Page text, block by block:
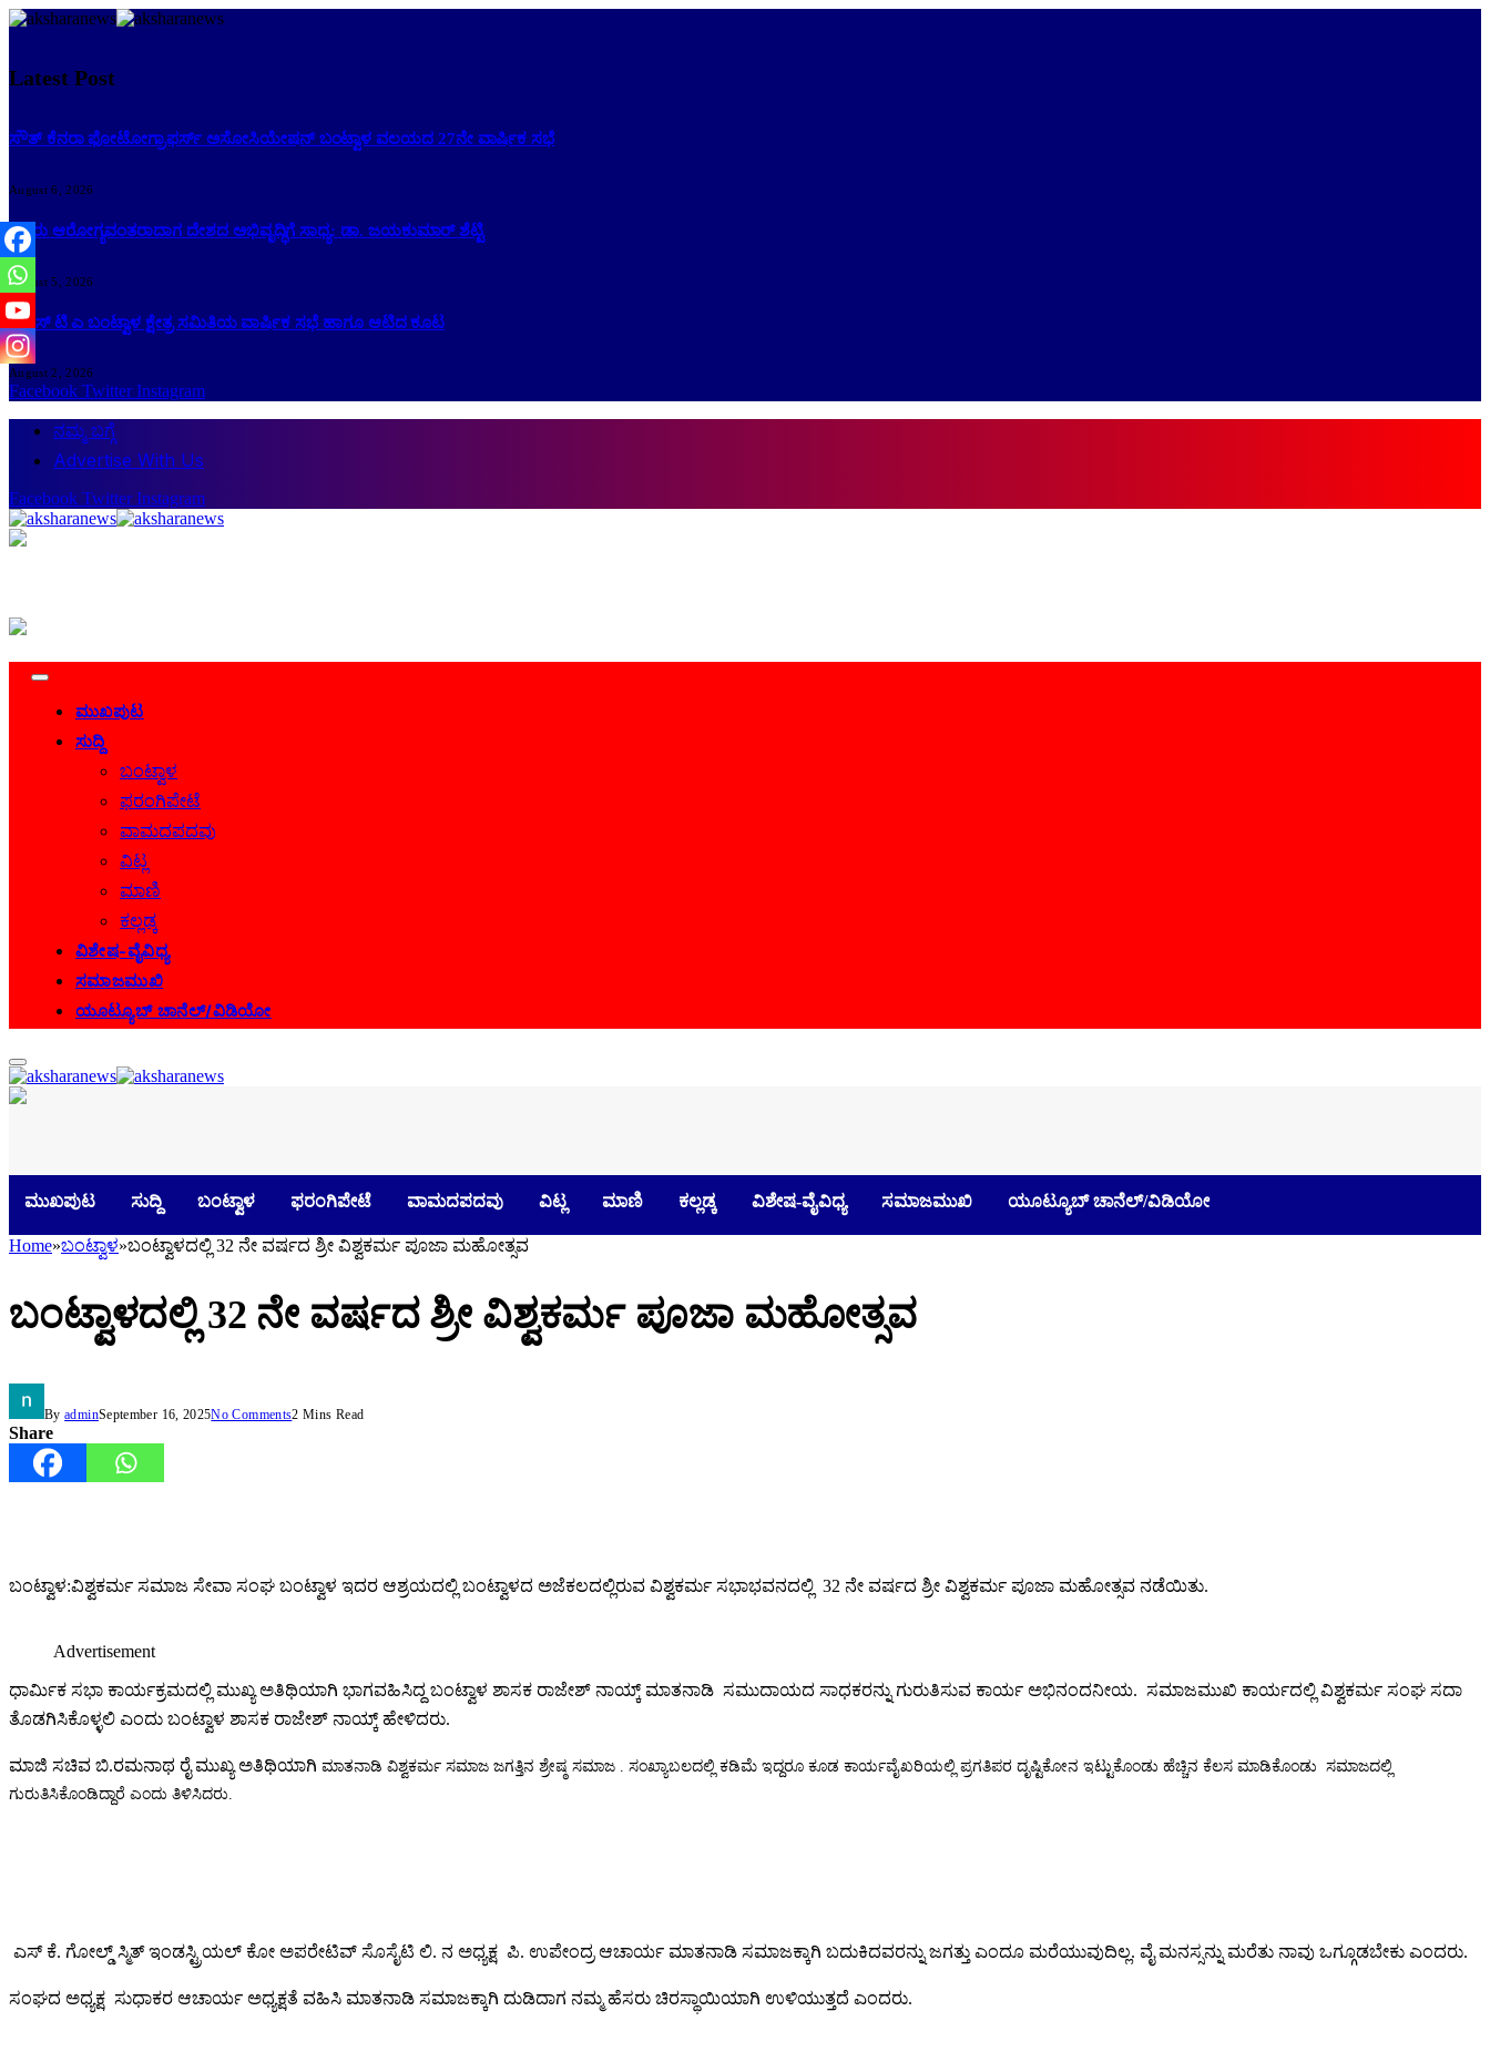
Latest Post
ಸೌತ್ ಕೆನರಾ ಫೋಟೋಗ್ರಾಫರ್ಸ್ ಅಸೋಸಿಯೇಷನ್ ಬಂಟ್ವಾಳ ವಲಯದ 27ನೇ ವಾರ್ಷಿಕ ಸಭೆ
August 6, 2026
ಜನರು ಆರೋಗ್ಯವಂತರಾದಾಗ ದೇಶದ ಅಭಿವೃದ್ಧಿಗೆ ಸಾಧ್ಯ: ಡಾ. ಜಯಕುಮಾರ್ ಶೆಟ್ಟಿ
August 5, 2026
ಕೆ ಎಸ್ ಟಿ ಎ ಬಂಟ್ವಾಳ ಕ್ಷೇತ್ರ ಸಮಿತಿಯ ವಾರ್ಷಿಕ ಸಭೆ ಹಾಗೂ ಆಟಿದ ಕೂಟ
August 2, 2026
Facebook Twitter Instagram
ನಮ್ಮ ಬಗ್ಗೆ
Advertise With Us
Facebook Twitter Instagram
ಮುಖಪುಟ
ಸುದ್ದಿ
ಬಂಟ್ವಾಳ
ಫರಂಗಿಪೇಟೆ
ವಾಮದಪದವು
ವಿಟ್ಲ
ಮಾಣಿ
ಕಲ್ಲಡ್ಕ
ವಿಶೇಷ-ವೈವಿಧ್ಯ
ಸಮಾಜಮುಖಿ
ಯೂಟ್ಯೂಬ್ ಚಾನೆಲ್/ವಿಡಿಯೋ
ಮುಖಪುಟ ಸುದ್ದಿ ಬಂಟ್ವಾಳ ಫರಂಗಿಪೇಟೆ ವಾಮದಪದವು ವಿಟ್ಲ ಮಾಣಿ ಕಲ್ಲಡ್ಕ ವಿಶೇಷ-ವೈವಿಧ್ಯ ಸಮಾಜಮುಖಿ ಯೂಟ್ಯೂಬ್ ಚಾನೆಲ್/ವಿಡಿಯೋ
Home»ಬಂಟ್ವಾಳ»ಬಂಟ್ವಾಳದಲ್ಲಿ 32 ನೇ ವರ್ಷದ ಶ್ರೀ ವಿಶ್ವಕರ್ಮ ಪೂಜಾ ಮಹೋತ್ಸವ
ಬಂಟ್ವಾಳದಲ್ಲಿ 32 ನೇ ವರ್ಷದ ಶ್ರೀ ವಿಶ್ವಕರ್ಮ ಪೂಜಾ ಮಹೋತ್ಸವ
By adminSeptember 16, 2025No Comments2 Mins Read
Share
ಬಂಟ್ವಾಳ:ವಿಶ್ವಕರ್ಮ ಸಮಾಜ ಸೇವಾ ಸಂಘ ಬಂಟ್ವಾಳ ಇದರ ಆಶ್ರಯದಲ್ಲಿ ಬಂಟ್ವಾಳದ ಅಜೆಕಲದಲ್ಲಿರುವ ವಿಶ್ವಕರ್ಮ ಸಭಾಭವನದಲ್ಲಿ 32 ನೇ ವರ್ಷದ ಶ್ರೀ ವಿಶ್ವಕರ್ಮ ಪೂಜಾ ಮಹೋತ್ಸವ ನಡೆಯಿತು.
Advertisement
ಧಾರ್ಮಿಕ ಸಭಾ ಕಾರ್ಯಕ್ರಮದಲ್ಲಿ ಮುಖ್ಯ ಅತಿಥಿಯಾಗಿ ಭಾಗವಹಿಸಿದ್ದ ಬಂಟ್ವಾಳ ಶಾಸಕ ರಾಜೇಶ್ ನಾಯ್ಕ್ ಮಾತನಾಡಿ ಸಮುದಾಯದ ಸಾಧಕರನ್ನು ಗುರುತಿಸುವ ಕಾರ್ಯ ಅಭಿನಂದನೀಯ. ಸಮಾಜಮುಖಿ ಕಾರ್ಯದಲ್ಲಿ ವಿಶ್ವಕರ್ಮ ಸಂಘ ಸದಾ
ತೊಡಗಿಸಿಕೊಳ್ಳಲಿ ಎಂದು ಬಂಟ್ವಾಳ ಶಾಸಕ ರಾಜೇಶ್ ನಾಯ್ಕ್ ಹೇಳಿದರು.
ಮಾಜಿ ಸಚಿವ ಬಿ.ರಮನಾಥ ರೈ ಮುಖ್ಯ ಅತಿಥಿಯಾಗಿ ಮಾತನಾಡಿ ವಿಶ್ವಕರ್ಮ ಸಮಾಜ ಜಗತ್ತಿನ ಶ್ರೇಷ್ಠ ಸಮಾಜ . ಸಂಖ್ಯಾಬಲದಲ್ಲಿ ಕಡಿಮೆ ಇದ್ದರೂ ಕೂಡ ಕಾರ್ಯವೈಖರಿಯಲ್ಲಿ ಪ್ರಗತಿಪರ ದೃಷ್ಟಿಕೋನ ಇಟ್ಟುಕೊಂಡು ಹೆಚ್ಚಿನ ಕೆಲಸ ಮಾಡಿಕೊಂಡು ಸಮಾಜದಲ್ಲಿ
ಗುರುತಿಸಿಕೊಂಡಿದ್ದಾರೆ ಎಂದು ತಿಳಿಸಿದರು.
ಎಸ್ ಕೆ. ಗೋಲ್ಡ್ ಸ್ಮಿತ್ ಇಂಡಸ್ಟ್ರಿಯಲ್ ಕೋ ಅಪರೇಟಿವ್ ಸೊಸೈಟಿ ಲಿ. ನ ಅಧ್ಯಕ್ಷ ಪಿ. ಉಪೇಂದ್ರ ಆಚಾರ್ಯ ಮಾತನಾಡಿ ಸಮಾಜಕ್ಕಾಗಿ ಬದುಕಿದವರನ್ನು ಜಗತ್ತು ಎಂದೂ ಮರೆಯುವುದಿಲ್ಲ. ವೈ ಮನಸ್ಸನ್ನು ಮರೆತು ನಾವು ಒಗ್ಗೂಡಬೇಕು ಎಂದರು.
ಸಂಘದ ಅಧ್ಯಕ್ಷ ಸುಧಾಕರ ಆಚಾರ್ಯ ಅಧ್ಯಕ್ಷತೆ ವಹಿಸಿ ಮಾತನಾಡಿ ಸಮಾಜಕ್ಕಾಗಿ ದುಡಿದಾಗ ನಮ್ಮ ಹೆಸರು ಚಿರಸ್ಥಾಯಿಯಾಗಿ ಉಳಿಯುತ್ತದೆ ಎಂದರು.